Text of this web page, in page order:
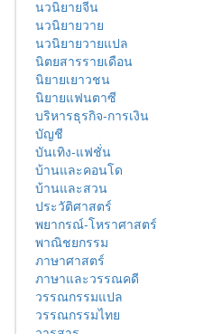
นวนิยายจีน
นวนิยายวาย
นวนิยายวายแปล
นิตยสารรายเดือน
นิยายเยาวชน
นิยายแฟนตาซี
บริหารธุรกิจ-การเงิน
บัญชี
บันเทิง-แฟชั่น
บ้านและคอนโด
บ้านและสวน
ประวัติศาสตร์
พยากรณ์-โหราศาสตร์
พาณิชยกรรม
ภาษาศาสตร์
ภาษาและวรรณคดี
วรรณกรรมแปล
วรรณกรรมไทย